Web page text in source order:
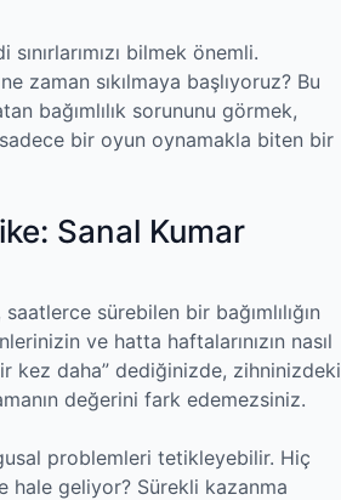
bilmek önemli.
zaman sıkılmaya başlıyoruz? Bu
bağımlılık sorununu görmek,
sadece bir oyun oynamakla biten bir
Sanal Kumar
sürebilen bir bağımlılığın
ve hatta haftalarınızın nasıl
kez daha” dediğinizde, zihninizdeki
değerini fark edemezsiniz.
problemleri tetikleyebilir. Hiç
hale geliyor? Sürekli kazanma